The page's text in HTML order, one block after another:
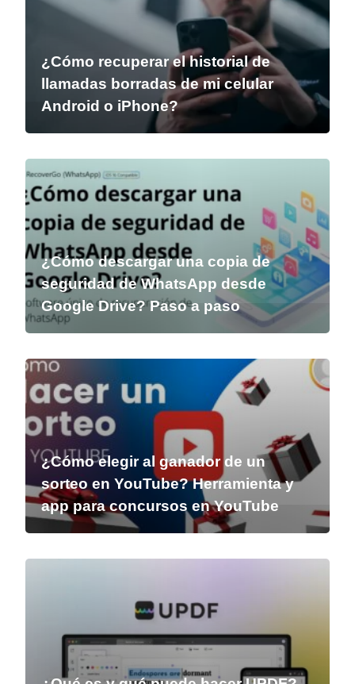
¿Cómo recuperar el historial de
llamadas borradas de mi celular
Android o iPhone?
¿Cómo descargar una copia de
seguridad de WhatsApp desde
Google Drive? Paso a paso
¿Cómo elegir al ganador de un
sorteo en YouTube? Herramienta y
app para concursos en YouTube